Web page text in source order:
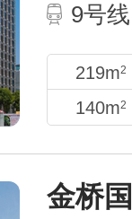
9号
219m2
140m2
金桥